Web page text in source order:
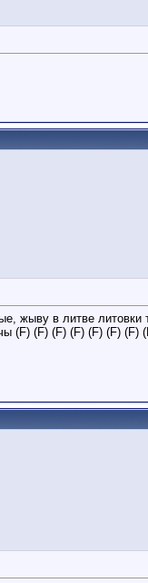
жыву в литве
(F) (F) (F) (F) (F) (F) (F)